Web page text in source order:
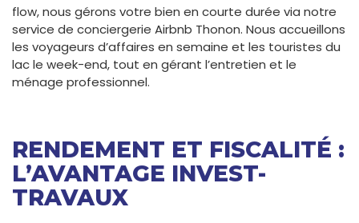
flow, nous gérons votre bien en courte durée via notre
service de conciergerie Airbnb Thonon. Nous accueillons
les voyageurs d’affaires en semaine et les touristes du
lac le week-end, tout en gérant l’entretien et le
ménage professionnel.
RENDEMENT ET FISCALITÉ :
L’AVANTAGE INVEST-
TRAVAUX